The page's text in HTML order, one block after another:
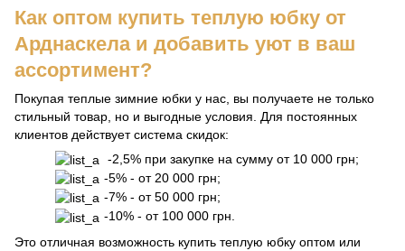
Как оптом купить теплую юбку от
Арднаскела и добавить уют в ваш
ассортимент?
Покупая теплые зимние юбки у нас, вы получаете не только
стильный товар, но и выгодные условия. Для постоянных
клиентов действует система скидок:
-2,5% при закупке на сумму от 10 000 грн;
-5% - от 20 000 грн;
-7% - от 50 000 грн;
-10% - от 100 000 грн.
Это отличная возможность купить теплую юбку оптом или